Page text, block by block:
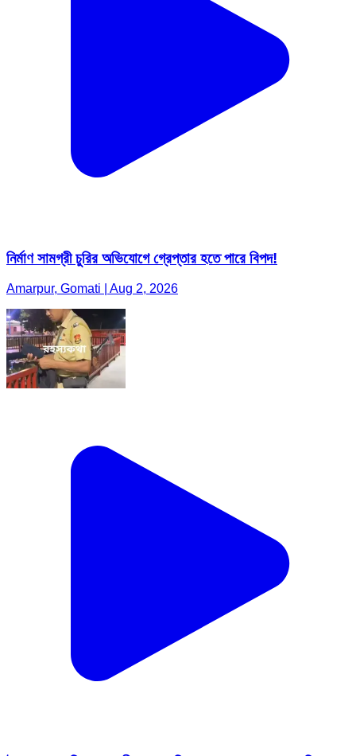
নির্মাণ সামগ্রী চুরির অভিযোগে গ্রেপ্তার হতে পারে বিপদ!
Amarpur, Gomati | Aug 2, 2026